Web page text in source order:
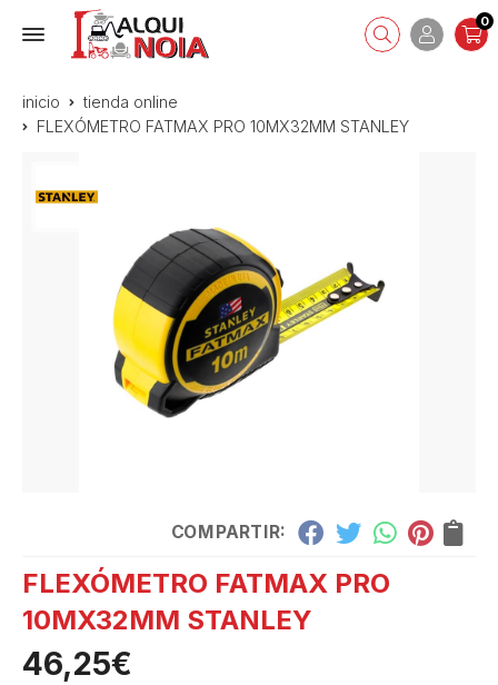
0
inicio
tienda online
FLEXÓMETRO FATMAX PRO 10MX32MM STANLEY
COMPARTIR:
FLEXÓMETRO FATMAX PRO
10MX32MM STANLEY
46,25€